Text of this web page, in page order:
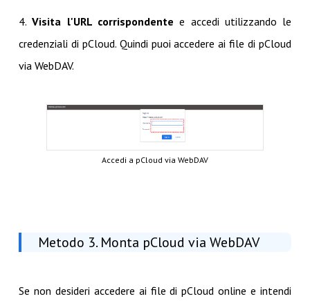
4.Visita l'URL corrispondente e accedi utilizzando le
credenziali di pCloud. Quindi puoi accedere ai file di pCloud
via WebDAV.
Accedi a pCloud via WebDAV
Metodo 3. Monta pCloud via WebDAV
Se non desideri accedere ai file di pCloud online e intendi